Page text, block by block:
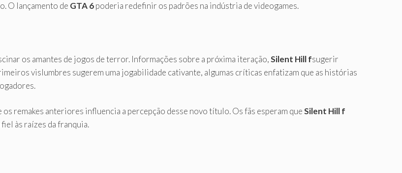
O lançamento de GTA 6poderia redefinir os padrões na indústria de videogames.
os amantes de jogos de terror. Informações sobre a próxima iteração,Silent Hill fsugerir
vislumbres sugerem uma jogabilidade cativante, algumas críticas enfatizam que as histórias
remakes anteriores influencia a percepção desse novo título. Os fãs esperam queSilent Hill f
às raízes da franquia.